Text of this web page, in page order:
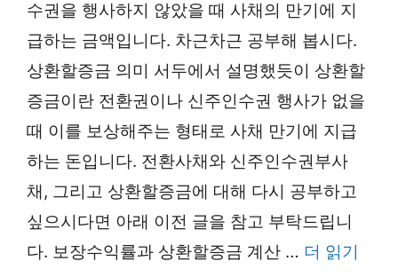
수권을 행사하지 않았을 때 사채의 만기에 지
급하는 금액입니다. 차근차근 공부해 봅시다.
상환할증금 의미 서두에서 설명했듯이 상환할
증금이란 전환권이나 신주인수권 행사가 없을
때 이를 보상해주는 형태로 사채 만기에 지급
하는 돈입니다. 전환사채와 신주인수권부사
채, 그리고 상환할증금에 대해 다시 공부하고
싶으시다면 아래 이전 글을 참고 부탁드립니
다. 보장수익률과 상환할증금 계산 … 더 읽기